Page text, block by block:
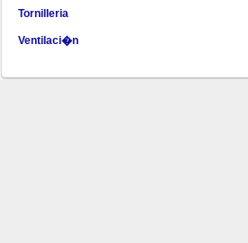
Tornilleria
Ventilaci�n